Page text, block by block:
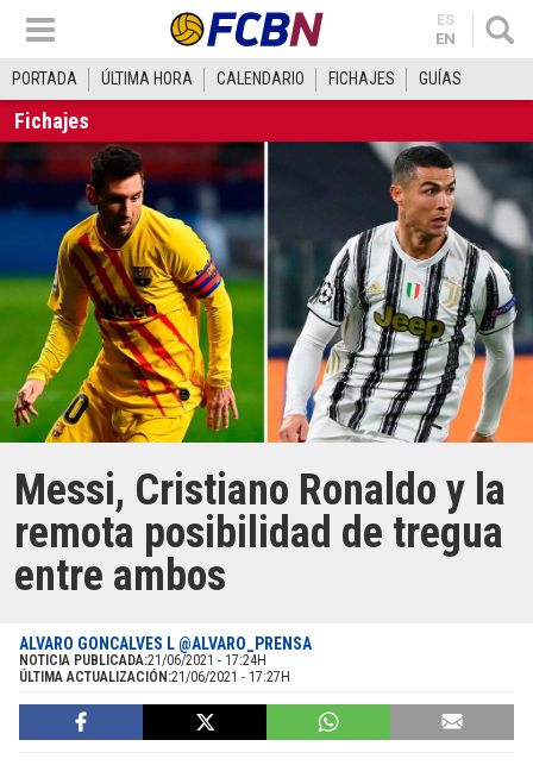
ES
EN
PORTADA ÚLTIMA HORA CALENDARIO FICHAJES GUÍAS
Fichajes
Messi, Cristiano Ronaldo y la
remota posibilidad de tregua
entre ambos
ALVARO GONCALVES L @ALVARO_PRENSA
NOTICIA PUBLICADA:21/06/2021 - 17:24H
ÚLTIMA ACTUALIZACIÓN:21/06/2021 - 17:27H